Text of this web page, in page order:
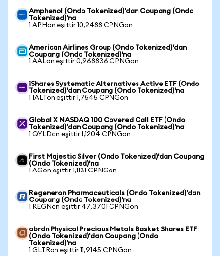
Amphenol (Ondo Tokenized)'dan Coupang (Ondo
Tokenized)'na
1 APHon eşittir 10,2488 CPNGon
American Airlines Group (Ondo Tokenized)'dan
Coupang (Ondo Tokenized)'na
1 AALon eşittir 0,968836 CPNGon
iShares Systematic Alternatives Active ETF (Ondo
Tokenized)'dan Coupang (Ondo Tokenized)'na
1 IALTon eşittir 1,7545 CPNGon
Global X NASDAQ 100 Covered Call ETF (Ondo
Tokenized)'dan Coupang (Ondo Tokenized)'na
1 QYLDon eşittir 1,1204 CPNGon
First Majestic Silver (Ondo Tokenized)'dan Coupang
(Ondo Tokenized)'na
1 AGon eşittir 1,1131 CPNGon
Regeneron Pharmaceuticals (Ondo Tokenized)'dan
Coupang (Ondo Tokenized)'na
1 REGNon eşittir 47,3701 CPNGon
abrdn Physical Precious Metals Basket Shares ETF
(Ondo Tokenized)'dan Coupang (Ondo
Tokenized)'na
1 GLTRon eşittir 11,9145 CPNGon